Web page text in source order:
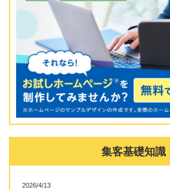
集客基礎知識
2026/4/13